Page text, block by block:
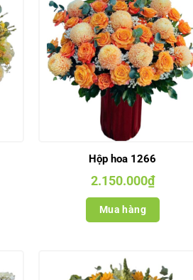
Hộp hoa 1266
2.150.000₫
Mua hàng